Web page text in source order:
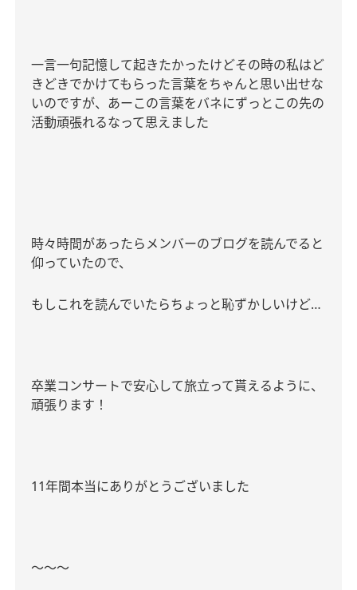
一言一句記憶して起きたかったけどその時の私はど
きどきでかけてもらった言葉をちゃんと思い出せな
いのですが、あーこの言葉をバネにずっとこの先の
活動頑張れるなって思えました
時々時間があったらメンバーのブログを読んでると
仰っていたので、
もしこれを読んでいたらちょっと恥ずかしいけど…
卒業コンサートで安心して旅立って貰えるように、
頑張ります！
11年間本当にありがとうございました
〜〜〜